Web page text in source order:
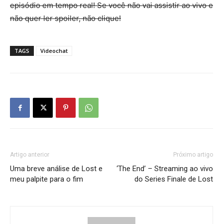
episódio em tempo real! Se você não vai assistir ao vivo e
não quer ler spoiler, não clique!
TAGS Videochat
Artigo anterior
Uma breve análise de Lost e
meu palpite para o fim
Próximo artigo
‘The End’ – Streaming ao vivo
do Series Finale de Lost